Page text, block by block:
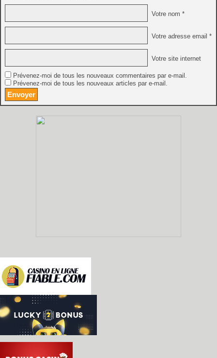
Votre nom *
Votre adresse email *
Votre site internet
Prévenez-moi de tous les nouveaux commentaires par e-mail.
Prévenez-moi de tous les nouveaux articles par e-mail.